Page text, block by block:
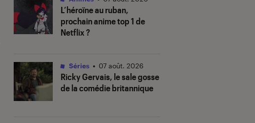
L’héroïne au ruban,
prochain anime top 1 de
Netflix ?
Ricky Gervais, le sale gosse
de la comédie britannique
Séries • 07 août. 2026